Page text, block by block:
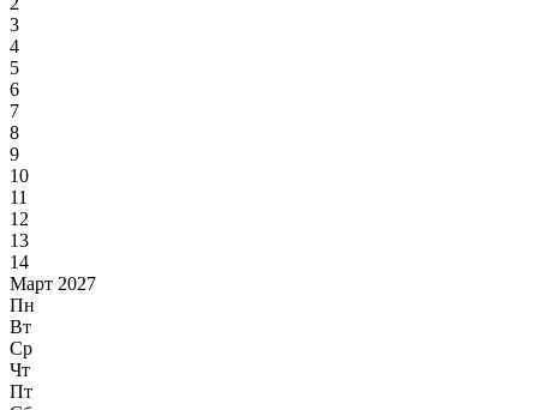
3
4
5
6
7
8
9
10
11
12
13
14
Март 2027
Пн
Вт
Ср
Чт
Пт